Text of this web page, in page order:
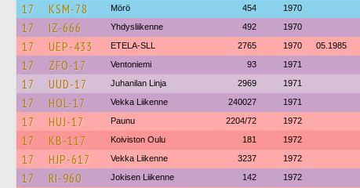
17 KSM-78 Mörö 454 1970
17 IZ-666 Yhdysliikenne 492 1970
17 UEP-433 ETELA-SLL 2765 1970 05.1985
17 ZFO-17 Ventoniemi 93 1971
17 UUD-17 Juhanilan Linja 2969 1971
17 HOL-17 Vekka Liikenne 240027 1971
17 HUJ-17 Paunu 2204/72 1972
17 KB-117 Koiviston Oulu 181 1972
17 HJP-617 Vekka Liikenne 3237 1972
17 RI-960 Jokisen Liikenne 142 1972